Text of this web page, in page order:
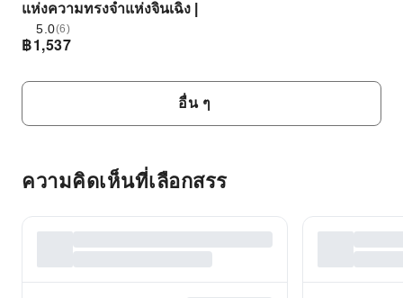
แห่งความทรงจําแห่งจินเฉิง |
5.0(6)
฿1,537
อื่น ๆ
ความคิดเห็นที่เลือกสรร